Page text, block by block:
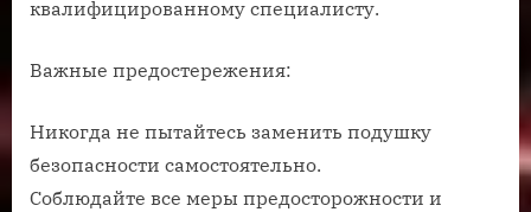
квалифицированному специалисту.
Важные предостережения:
Никогда не пытайтесь заменить подушку
безопасности самостоятельно.
Соблюдайте все меры предосторожности и